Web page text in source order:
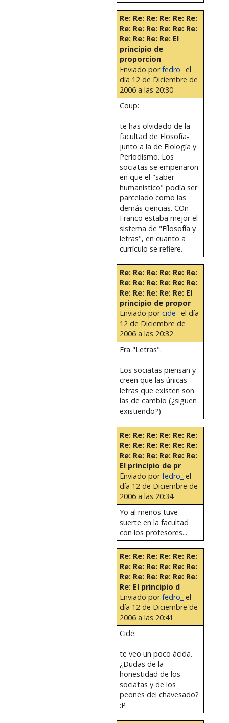
Re: Re: Re: Re: Re: Re:
Re: Re: Re: Re: Re: Re:
Re: Re: Re: Re: El
principio de
proporcion
Enviado porfedro_ el
día 12 de Diciembre de
2006 a las 20:30
Coup:
te has olvidado de la
facultad de Flosofía-
junto a la de Flología y
Periodismo. Los
sociatas se empeñaron
en que el "saber
humanístico" podía ser
parcelado como las
demás ciencias. COn
Franco estaba mejor el
sistema de "Fílosofía y
letras", en cuanto a
currículo se refiere.
Re: Re: Re: Re: Re: Re:
Re: Re: Re: Re: Re: Re:
Re: Re: Re: Re: Re: El
principio de propor
Enviado porcide_ el día
12 de Diciembre de
2006 a las 20:32
Era "Letras".
Los sociatas piensan y
creen que las únicas
letras que existen son
las de cambio (¿siguen
existiendo?)
Re: Re: Re: Re: Re: Re:
Re: Re: Re: Re: Re: Re:
Re: Re: Re: Re: Re: Re:
El principio de pr
Enviado porfedro_ el
día 12 de Diciembre de
2006 a las 20:34
Yo al menos tuve
suerte en la facultad
con los profesores...
Re: Re: Re: Re: Re: Re:
Re: Re: Re: Re: Re: Re:
Re: Re: Re: Re: Re: Re:
Re: El principio d
Enviado porfedro_ el
día 12 de Diciembre de
2006 a las 20:41
Cide:
te veo un poco ácida.
¿Dudas de la
honestidad de los
sociatas y de los
peones del chavesado?
:P